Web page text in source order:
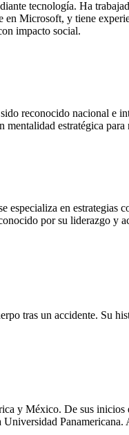
tecnología. Ha
Microsoft, y tiene
impacto social.
reconocido nacional e
estratégica para
en estrategias
por su liderazgo y
tras un accidente. Su
y México. De sus
Panamericana.